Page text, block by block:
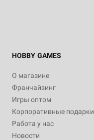
HOBBY GAMES
О магазине
Франчайзинг
Игры оптом
Корпоративные подарки
Работа у нас
Новости